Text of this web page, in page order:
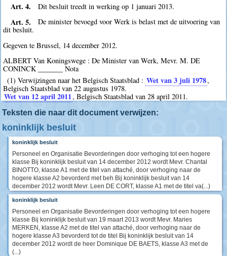
Art. 4. Dit besluit treedt in werking op 1 januari 2013.
Art. 5.
De minister bevoegd voor Werk is belast met de uitvoering van
dit besluit.
Gegeven te Brussel, 14 december 2012.
ALBERT Van Koningswege : De Minister van Werk, Mevr. M. DE
CONINCK _______ Nota
(1) Verwijzingen naar het Belgisch Staatsblad : Wet van 3 juli 1978,
Belgisch Staatsblad van 22 augustus 1978.
Wet van 12 april 2011, Belgisch Staatsblad van 28 april 2011.
Teksten die naar dit document verwijzen:
koninklijk besluit
koninklijk besluit
Personeel en Organisatie Bevorderingen door verhoging tot een hogere
klasse Bij koninklijk besluit van 14 december 2012 wordt Mevr. Chantal
BINOTTO, klasse A1 met de titel van attaché, door verhoging naar de
hogere klasse A2 bevorderd met beh Bij koninklijk besluit van 14
december 2012 wordt Mevr. Leen DE CORT, klasse A1 met de titel va(...)
koninklijk besluit
Personeel en Organisatie Bevorderingen door verhoging tot een hogere
klasse Bij koninklijk besluit van 19 maart 2013 wordt Mevr. Maries
MERKEN, klasse A2 met de titel van attaché, door verhoging naar de
hogere klasse A3 bevorderd tot de titel Bij koninklijk besluit van 14
december 2012 wordt de heer Dominique DE BAETS, klasse A3 met de
(...)